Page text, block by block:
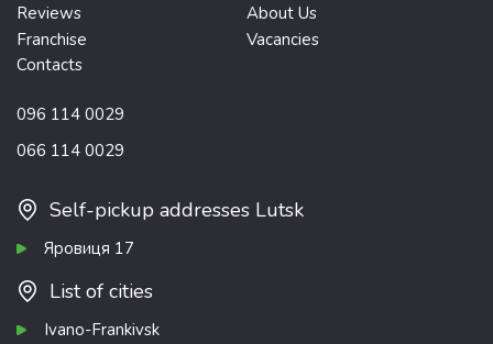
Reviews
About Us
Franchise
Vacancies
Contacts
096 114 0029
066 114 0029
Self-pickup addresses Lutsk
Яровиця 17
List of cities
Ivano-Frankivsk